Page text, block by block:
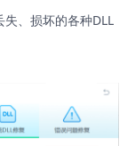
失、损坏的各种DLL